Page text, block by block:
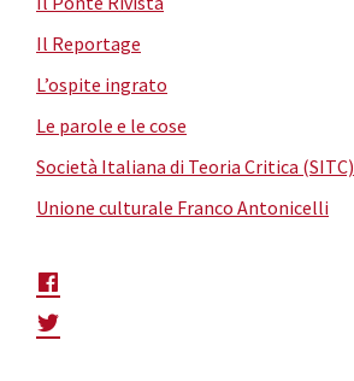
Il Reportage
L’ospite ingrato
Le parole e le cose
Società Italiana di Teoria Critica (SITC)
Unione culturale Franco Antonicelli